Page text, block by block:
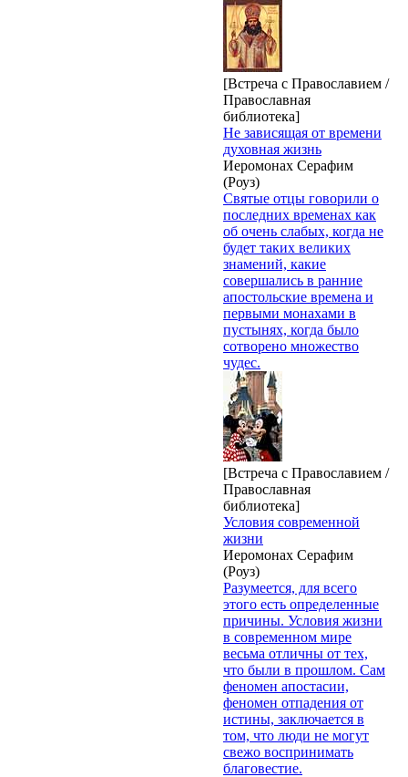
[Встреча с Православием /
Православная
библиотека]
Не зависящая от времени
духовная жизнь
Иеромонах Серафим
(Роуз)
Святые отцы говорили о
последних временах как
об очень слабых, когда не
будет таких великих
знамений, какие
совершались в ранние
апостольские времена и
первыми монахами в
пустынях, когда было
сотворено множество
чудес.
[Встреча с Православием /
Православная
библиотека]
Условия современной
жизни
Иеромонах Серафим
(Роуз)
Разумеется, для всего
этого есть определенные
причины. Условия жизни
в современном мире
весьма отличны от тех,
что были в прошлом. Сам
феномен апостасии,
феномен отпадения от
истины, заключается в
том, что люди не могут
свежо воспринимать
благовестие.